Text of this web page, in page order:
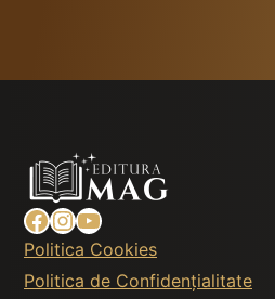
Facebook
Instagram
YouTube
Politica Cookies
Politica de Confidențialitate